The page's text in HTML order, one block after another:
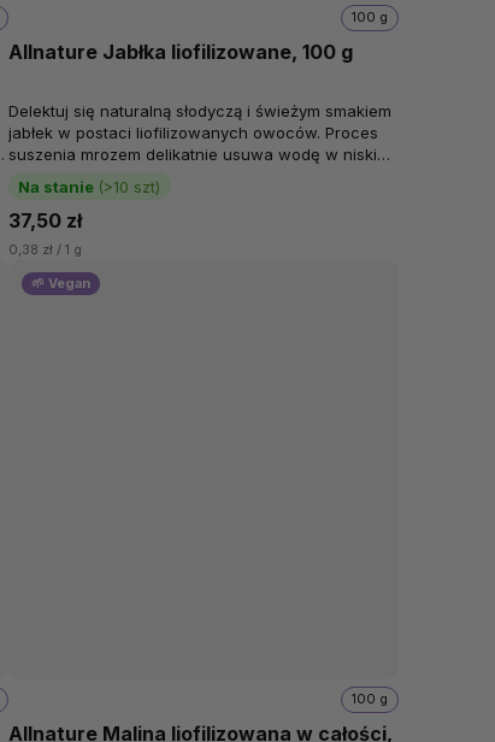
Allnature Jabłka liofilizowane, 100 g
Na stanie (>10 szt)
100 g
37,50 zł
0,38 zł / 1 g
Delektuj się naturalną słodyczą i świeżym smakiem
jabłek w postaci liofilizowanych owoców. Proces
suszenia mrozem delikatnie usuwa wodę w niskich
temperaturach, dzięki czemu...
🌱 Vegan
Allnature Malina liofilizowana w całości,
100 g